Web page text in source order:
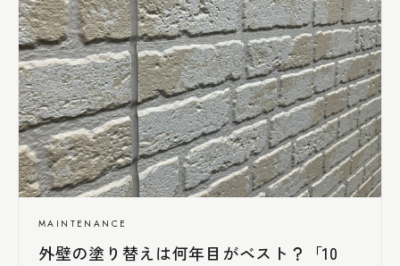
MAINTENANCE
外壁の塗り替えは何年目がベスト？「10